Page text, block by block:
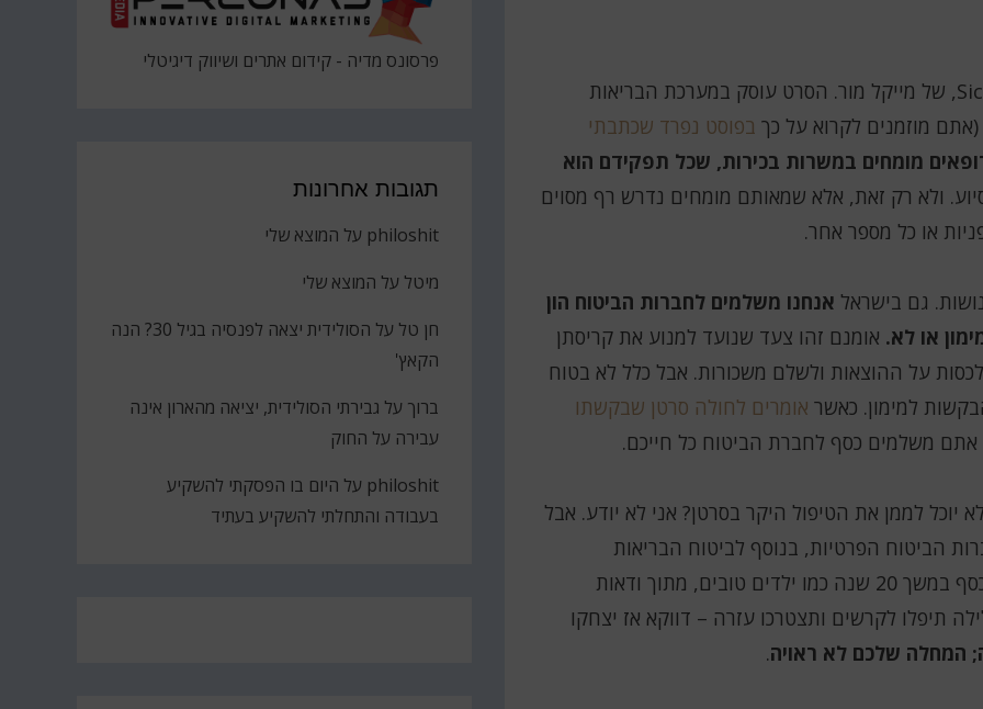
שנים רבות לאחר מכן ראיתי את הסרט התיעודי Sicko, של מייקל מור. הסרט עוסק במערכת הבריאות
מוזמנים לקרוא על כך בפוסט נפרד שכתבתי
מומחים במשרות בכירות, שכל תפקידם הוא
ולא רק זאת, אלא שמאותם מומחים נדרש רף מסוים
גם בישראל אנחנו משלמים לחברות הביטוח הון
או לא. אומנם זהו צעד שנועד למנוע את קריסתן
על ההוצאות ולשלם משכורות. אבל כלל לא בטוח
למימון. כאשר אומרים לחולה סרטן שבקשתו
משלמים כסף לחברת הביטוח כל חייכם.
יוכל לממן את הטיפול היקר בסרטן? אני לא יודע. אבל
הביטוח הפרטיות, בנוסף לביטוח הבריאות
הממלכתי שבו כולנו מחויבים ממילא. אתם תשלמו כסף במשך 20 שנה כמו ילדים טובים, מתוך ודאות
תיפלו לקרשים ותצטרכו עזרה – דווקא אז יצחקו
.
פרסונס מדיה - קידום אתרים ושיווק דיגיטלי
תגובות אחרונות
philoshit על המוצא שלי
מיטל על המוצא שלי
חן טל על
הסולידית יצאה לפנסיה בגיל 30? הנה
הקאץ'
ברוך על גבירתי הסולידית, יציאה מהארון אינה
עבירה על החוק
philoshit על היום בו הפסקתי להשקיע
בעבודה והתחלתי להשקיע בעתיד